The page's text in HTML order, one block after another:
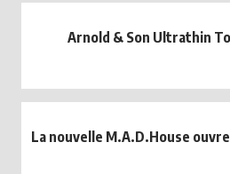
Arnold & Son Ultrathin
La nouvelle M.A.D.House